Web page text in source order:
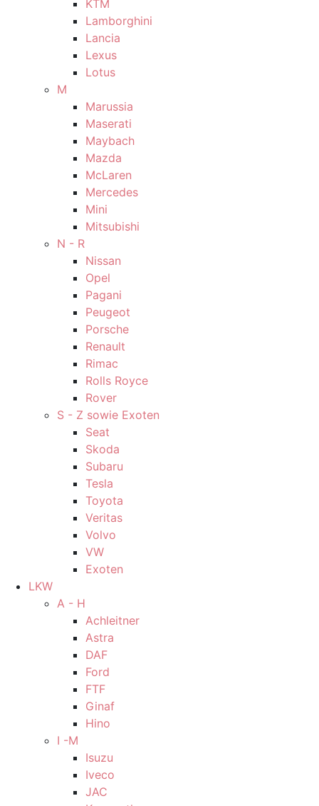
KTM
Lamborghini
Lancia
Lexus
Lotus
M
Marussia
Maserati
Maybach
Mazda
McLaren
Mercedes
Mini
Mitsubishi
N - R
Nissan
Opel
Pagani
Peugeot
Porsche
Renault
Rimac
Rolls Royce
Rover
S - Z sowie Exoten
Seat
Skoda
Subaru
Tesla
Toyota
Veritas
Volvo
VW
Exoten
LKW
A - H
Achleitner
Astra
DAF
Ford
FTF
Ginaf
Hino
I -M
Isuzu
Iveco
JAC